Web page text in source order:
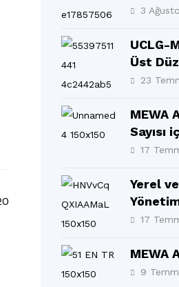
Forumu
3
UCLG-
Üst
23
MEWA
Sayısı
17
Yerel
Görev
Siyasi
(HLPF)
17
MEWA
9